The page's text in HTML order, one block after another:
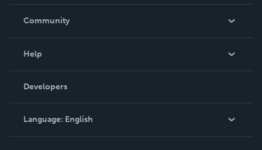
In The News
Community
Podcast
Help
Order Lookup
Knowledge Base
Contact Support
Developers
Language: English